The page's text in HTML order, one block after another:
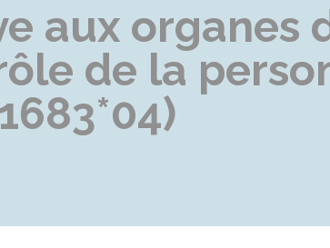
aux organes
de la